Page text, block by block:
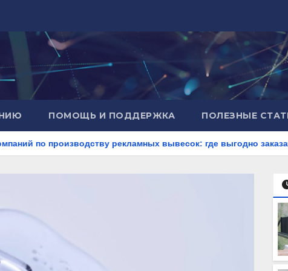
ПОМОЩЬ И ПОДДЕРЖКА ПОЛЕЗНЫЕ
рекламных вывесок: где выгодно заказать вывеску